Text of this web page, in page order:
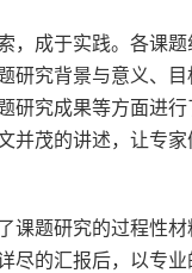
，成于实践。各课
研究背景与意义、
研究成果等方面进
并茂的讲述，让专
课题研究的过程性
尽的汇报后，以专